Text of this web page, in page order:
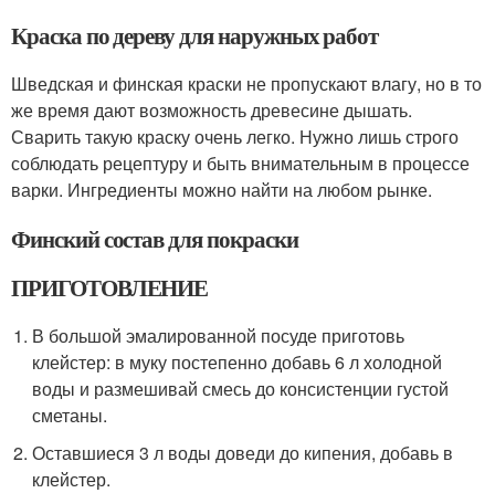
Краска по дереву для наружных работ
Шведская и финская краски не пропускают влагу, но в то
же время дают возможность древесине дышать.
Сварить такую краску очень легко. Нужно лишь строго
соблюдать рецептуру и быть внимательным в процессе
варки. Ингредиенты можно найти на любом рынке.
Финский состав для покраски
ПРИГОТОВЛЕНИЕ
В большой эмалированной посуде приготовь
клейстер: в муку постепенно добавь 6 л холодной
воды и размешивай смесь до консистенции густой
сметаны.
Оставшиеся 3 л воды доведи до кипения, добавь в
клейстер.